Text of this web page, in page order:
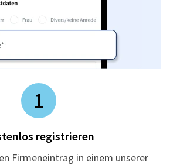
1
registrieren
Firmeneintrag in einem unserer